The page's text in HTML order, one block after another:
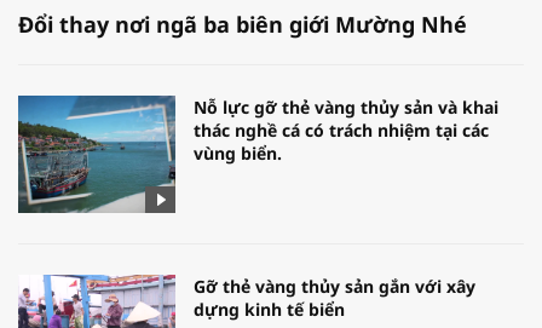
Đổi thay nơi ngã ba biên giới Mường Nhé
Nỗ lực gỡ thẻ vàng thủy sản và khai
thác nghề cá có trách nhiệm tại các
vùng biển.
Gỡ thẻ vàng thủy sản gắn với xây
dựng kinh tế biển